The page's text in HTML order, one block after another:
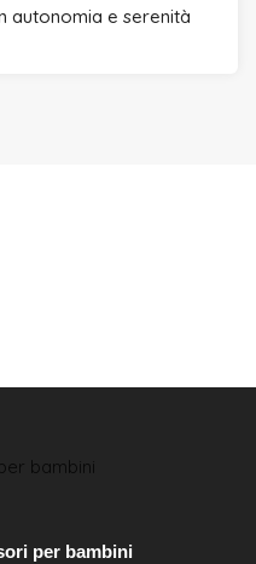
autonomia e serenità
per bambini